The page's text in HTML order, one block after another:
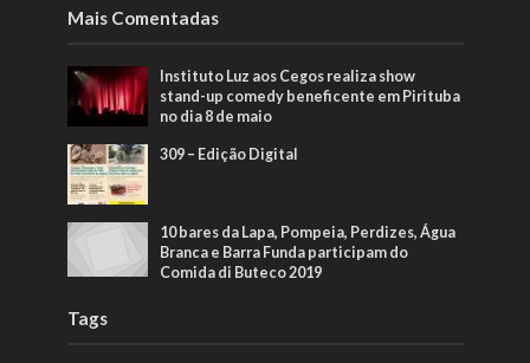
Mais Comentadas
Instituto Luz aos Cegos realiza show
stand-up comedy beneficente em Pirituba
no dia 8 de maio
309 – Edição Digital
10 bares da Lapa, Pompeia, Perdizes, Água
Branca e Barra Funda participam do
Comida di Buteco 2019
Tags